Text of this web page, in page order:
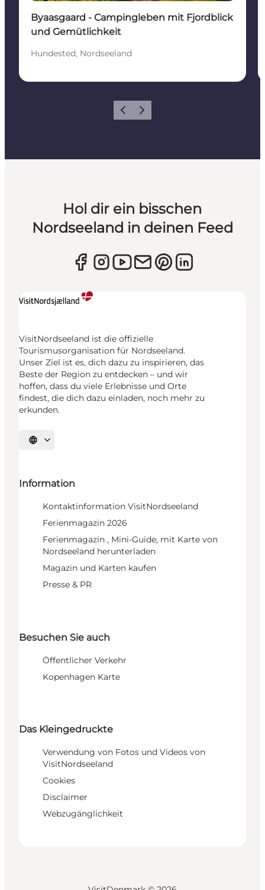
Byaasgaard - Campingleben mit Fjordblick
und Gemütlichkeit
Hundested, Nordseeland
ZurückWeiter
Hol dir ein bisschen
Nordseeland in deinen Feed
VisitNordseeland ist die offizielle
Tourismusorganisation für Nordseeland.
Unser Ziel ist es, dich dazu zu inspirieren, das
Beste der Region zu entdecken – und wir
hoffen, dass du viele Erlebnisse und Orte
findest, die dich dazu einladen, noch mehr zu
erkunden.
Sprache auswählen
Information
Kontaktinformation VisitNordseeland
Ferienmagazin 2026
Ferienmagazin , Mini-Guide, mit Karte von
Nordseeland herunterladen
Magazin und Karten kaufen
Presse & PR
Besuchen Sie auch
Öffentlicher Verkehr
Kopenhagen Karte
Das Kleingedruckte
Verwendung von Fotos und Videos von
VisitNordseeland
Cookies
Disclaimer
Webzugänglichkeit